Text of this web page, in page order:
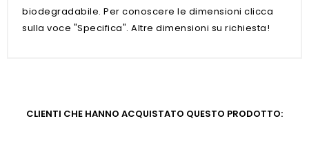
biodegradabile. Per conoscere le dimensioni clicca
sulla voce "Specifica". Altre dimensioni su richiesta!
CLIENTI CHE HANNO ACQUISTATO QUESTO PRODOTTO: